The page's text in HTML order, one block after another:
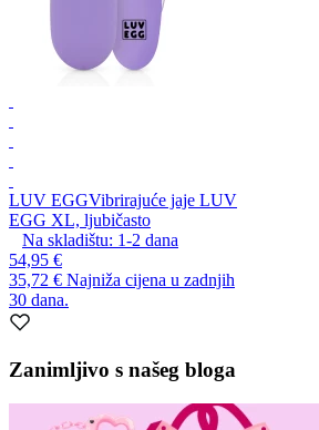
LUV EGGVibrirajuće jaje LUV
EGG XL, ljubičasto
Na skladištu: 1-2 dana
54,95 €
35,72 € Najniža cijena u zadnjih
30 dana.
Zanimljivo s našeg bloga